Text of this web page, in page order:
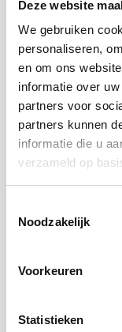
Deze website
We gebruiken
personaliseren,
en om ons
informatie over
partners voor
partners kunnen
informatie die u
verzameld op
Noodzakelijk
Voorkeuren
Statistieken
100
500
750